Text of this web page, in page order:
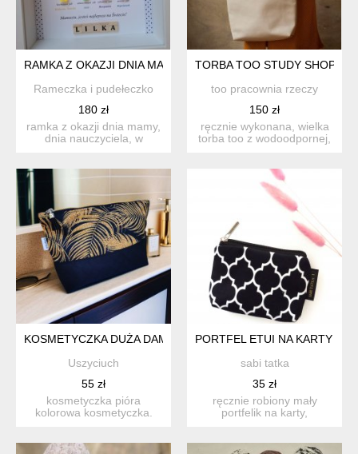
RAMKA Z OKAZJI DNIA MAMY, ŚWIĘTA, DZIEŃ NAUCZYCIELA
Rameczka i pudełeczko
180 zł
ramka z okazji dnia mamy,
dnia nauczyciela, w
TORBA TOO STUDY
too pracownia rzeczy
150 zł
ręcznie wykonana, wielka
torba too z wodoodpornej,
KOSMETYCZKA DUŻA DAMSKA KOSMETYCZKA PODRÓŻNA,
Uszyciuch
55 zł
kosmetyczka pióra
kolorowa kosmetyczka.
PORTFEL ETUI NA KARTY
sabi tatka
35 zł
ręcznie robiony mały
portfelik na karty,